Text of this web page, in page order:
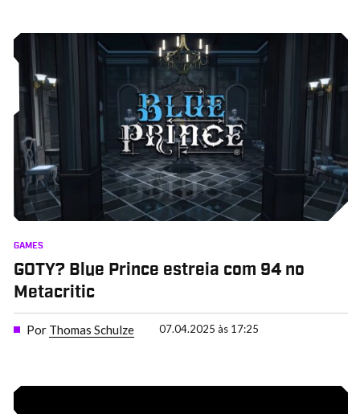
GAMES
GOTY? Blue Prince estreia com 94 no
Metacritic
Por Thomas Schulze 07.04.2025 às 17:25